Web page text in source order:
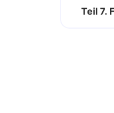
Teil 7.